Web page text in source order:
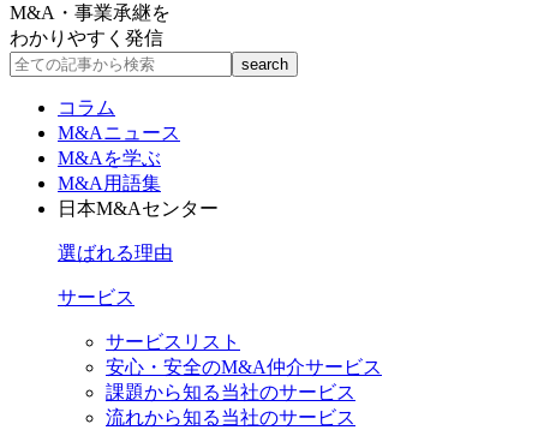
M&A・事業承継を
わかりやすく発信
コラム
M&Aニュース
M&Aを学ぶ
M&A用語集
日本M&Aセンター
選ばれる理由
サービス
サービスリスト
安心・安全のM&A仲介サービス
課題から知る当社のサービス
流れから知る当社のサービス